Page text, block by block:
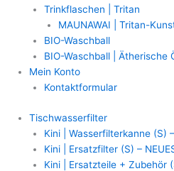
Trinkflaschen | Tritan
MAUNAWAI | Tritan-
BIO-Waschball
BIO-Waschball | Ätherische
Mein Konto
Kontaktformular
Tischwasserfilter
Kini | Wasserfilterkanne (S)
Kini | Ersatzfilter (S) –
Kini | Ersatzteile + Zubehör